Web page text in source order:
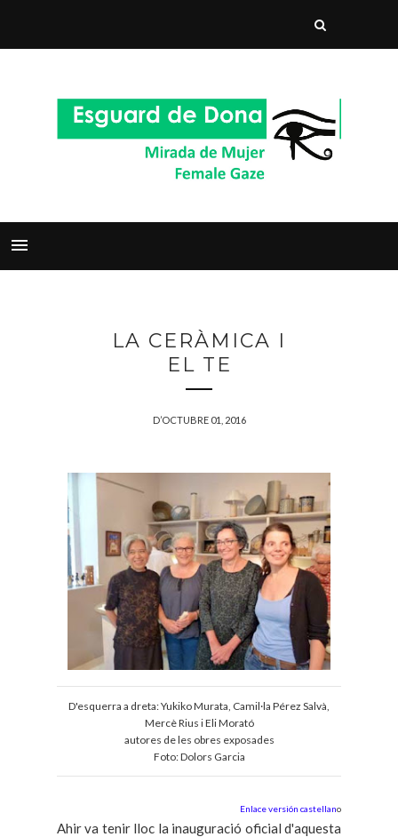
LA CERÀMICA I
EL TE
D’OCTUBRE 01, 2016
D'esquerra a dreta: Yukiko Murata, Camil·la Pérez Salvà,
Mercè Rius i Eli Morató
autores de les obres exposades
Foto: Dolors Garcia
Enlace versión castellano
Ahir va tenir lloc la inauguració oficial d'aquesta